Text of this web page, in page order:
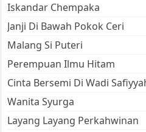
Iskandar Chempaka
Janji Di Bawah Pokok Ceri
Malang Si Puteri
Perempuan Ilmu Hitam
Cinta Bersemi Di Wadi
Wanita Syurga
Layang Layang Perkahwinan